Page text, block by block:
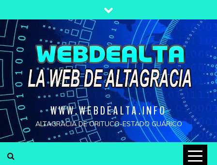
al
contenido
WWW.WEBDEALTA.INFO
ALTAGRACIA DE ORITUCO-ESTADO GUÁRICO